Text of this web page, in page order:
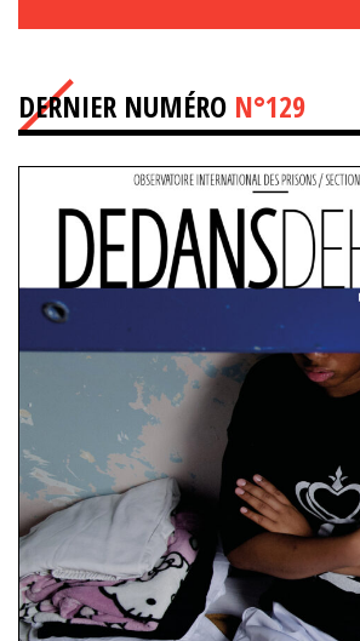
DERNIER NUMÉRO N°129